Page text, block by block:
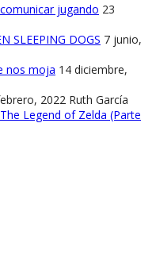
jugando 23
SLEEPING DOGS 7 junio,
nos moja 14 diciembre,
2022 Ruth García
Legend of Zelda (Parte